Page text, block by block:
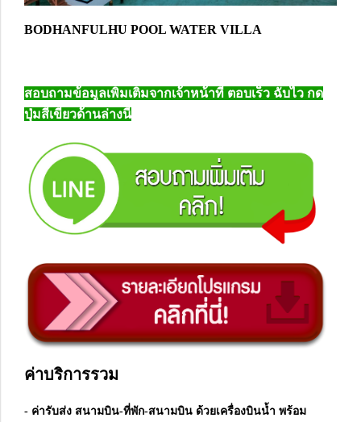
BODHANFULHU POOL WATER VILLA
สอบถามข้อมูลเพิ่มเติมจากเจ้าหน้าที่ ตอบเร็ว ฉับไว กด
ปุ่มสีเขียวด้านล่างนี้
ค่าบริการรวม
- ค่ารับส่ง สนามบิน-ที่พัก-สนามบิน ด้วยเครื่องบินน้ำ พร้อม